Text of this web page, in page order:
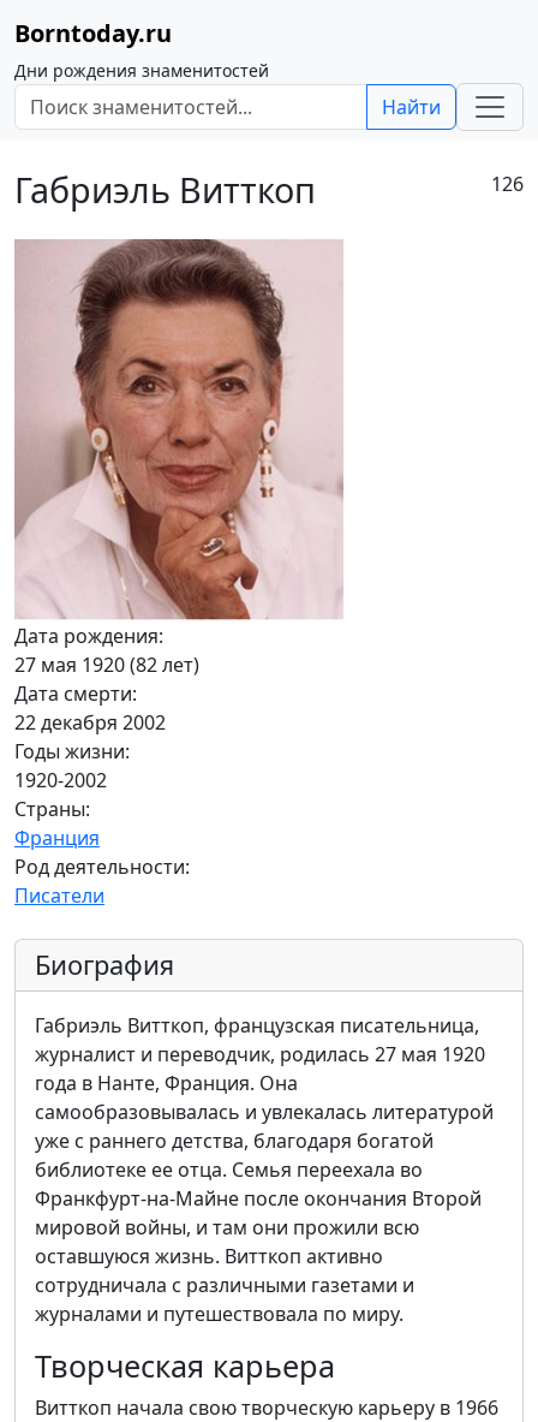
Borntoday.ru
Дни рождения знаменитостей
Найти
Габриэль Витткоп 126
Дата рождения:
27 мая 1920 (82 лет)
Дата смерти:
22 декабря 2002
Годы жизни:
1920-2002
Страны:
Франция
Род деятельности:
Писатели
Биография
Габриэль Витткоп, французская писательница,
журналист и переводчик, родилась 27 мая 1920
года в Нанте, Франция. Она
самообразовывалась и увлекалась литературой
уже с раннего детства, благодаря богатой
библиотеке ее отца. Семья переехала во
Франкфурт-на-Майне после окончания Второй
мировой войны, и там они прожили всю
оставшуюся жизнь. Витткоп активно
сотрудничала с различными газетами и
журналами и путешествовала по миру.
Творческая карьера
Витткоп начала свою творческую карьеру в 1966